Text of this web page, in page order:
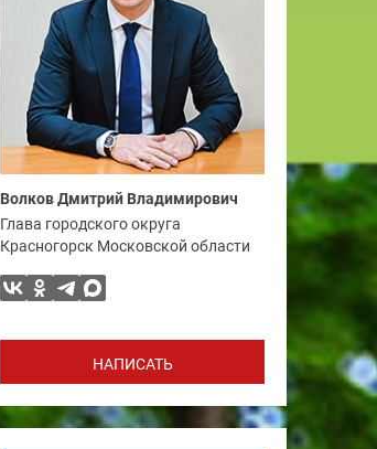
Волков Дмитрий Владимирович
Глава городского округа
Красногорск Московской области
НАПИСАТЬ